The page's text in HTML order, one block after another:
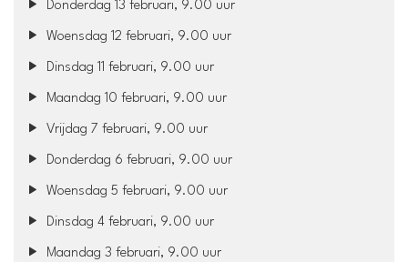
Donderdag 13 februari, 9.00 uur
Woensdag 12 februari, 9.00 uur
Dinsdag 11 februari, 9.00 uur
Maandag 10 februari, 9.00 uur
Vrijdag 7 februari, 9.00 uur
Donderdag 6 februari, 9.00 uur
Woensdag 5 februari, 9.00 uur
Dinsdag 4 februari, 9.00 uur
Maandag 3 februari, 9.00 uur